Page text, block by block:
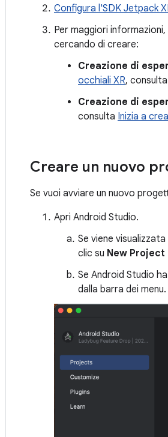
Configura l'SDK Jetpack
Per maggiori
cercando di creare:
Creazione di
occhiali XR,
Creazione di
consulta Inizia a
Creare un nuovo
Se vuoi avviare un nuovo
Apri Android Studio.
Se viene
clic su New Project
Se Android Studio
dalla barra dei menu.